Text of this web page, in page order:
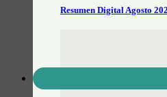
Resumen Digital Agosto